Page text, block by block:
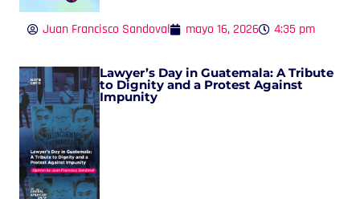
Juan Francisco Sandoval mayo 16, 2026 4:35 pm
Lawyer’s Day in Guatemala: A Tribute
to Dignity and a Protest Against
Impunity